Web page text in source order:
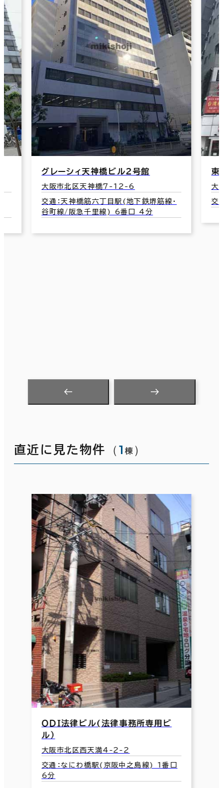
グレーシィ天神橋ビル２号館
大阪市北区天神橋7-12-6
交通：天神橋筋六丁目駅(地下鉄堺筋線･
谷町線/阪急千里線) 6番口 4分
東
大
交
直近に見た物件 （1 棟 ）
ＯＤＩ法律ビル(法律事務所専用ビ
ル）
大阪市北区西天満4-2-2
交通：なにわ橋駅(京阪中之島線) 1番口
6分